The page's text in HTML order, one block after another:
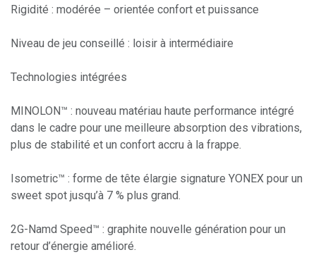
Rigidité : modérée – orientée confort et puissance
Niveau de jeu conseillé : loisir à intermédiaire
Technologies intégrées
MINOLON™ : nouveau matériau haute performance intégré
dans le cadre pour une meilleure absorption des vibrations,
plus de stabilité et un confort accru à la frappe.
Isometric™ : forme de tête élargie signature YONEX pour un
sweet spot jusqu’à 7 % plus grand.
2G-Namd Speed™ : graphite nouvelle génération pour un
retour d’énergie amélioré.